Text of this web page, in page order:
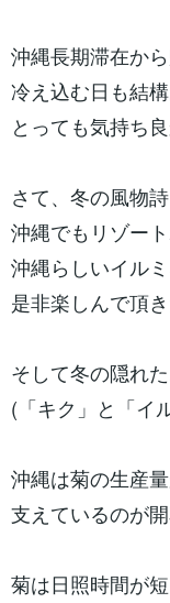
沖縄長期滞在か
冷え込む日も結
とっても気持ち
さて、冬の風物
沖縄でもリゾー
沖縄らしいイル
是非楽しんで頂
そして冬の隠れ
(「キク」と「イ
沖縄は菊の生産
支えているのが
菊は日照時間が